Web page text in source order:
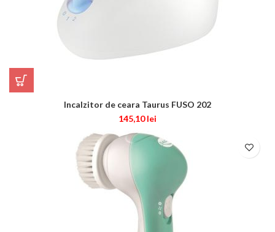
Incalzitor de ceara Taurus FUSO 202
145,10lei